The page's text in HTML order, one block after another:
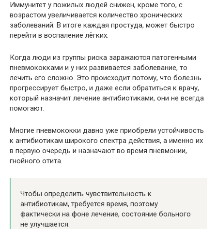
Иммунитет у пожилых людей снижен, кроме того, с
возрастом увеличивается количество хронических
заболеваний. В итоге каждая простуда, может быстро
перейти в воспаление лёгких.
Когда люди из группы риска заражаются патогенными
пневмококками и у них развивается заболевание, то
лечить его сложно. Это происходит потому, что болезнь
прогрессирует быстро, и даже если обратиться к врачу,
который назначит лечение антибиотиками, они не всегда
помогают.
Многие пневмококки давно уже приобрели устойчивость
к антибиотикам широкого спектра действия, а именно их
в первую очередь и назначают во время пневмонии,
гнойного отита.
Чтобы определить чувствительность к
антибиотикам, требуется время, поэтому
фактически на фоне лечение, состояние больного
не улучшается.